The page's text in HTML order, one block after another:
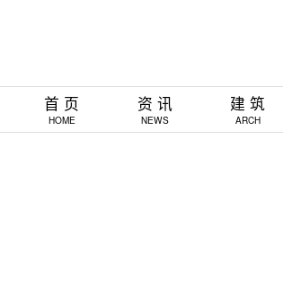
首 页
HOME
资 讯
NEWS
建 筑
ARCH